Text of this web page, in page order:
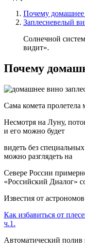
Почему домашнее
Заплесневелый
Солнечной
видит».
Почему
Сама комета
Несмотря на Луну,
и его можно будет
видеть без
можно разглядеть на
Севере России
«Российский Диалог»
Известия от
Как избавиться от
ч.1.
Автоматический